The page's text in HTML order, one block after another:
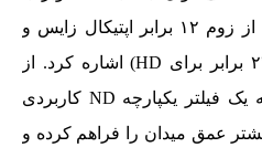
رزولوشن و کنتراست بالا که از زوم ۱۲ برابر اپتیکال زایس و
زوم ۱۸ برابر ۴K دیجیتال (۲۴ برابر برای HD) اشاره کرد. از
نکات جالب توجه می توان به یک فیلتر یکپارچه ND کاربردی
عمق میدان را فراهم کرده و